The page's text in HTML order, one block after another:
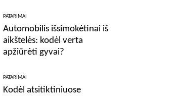
PATARIMAI
Automobilis išsimokėtinai iš
aikštelės: kodėl verta
apžiūrėti gyvai?
PATARIMAI
Kodėl atsitiktiniuose